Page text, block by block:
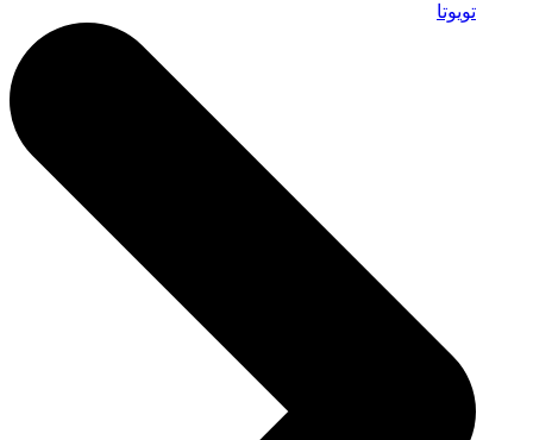
تويوتا